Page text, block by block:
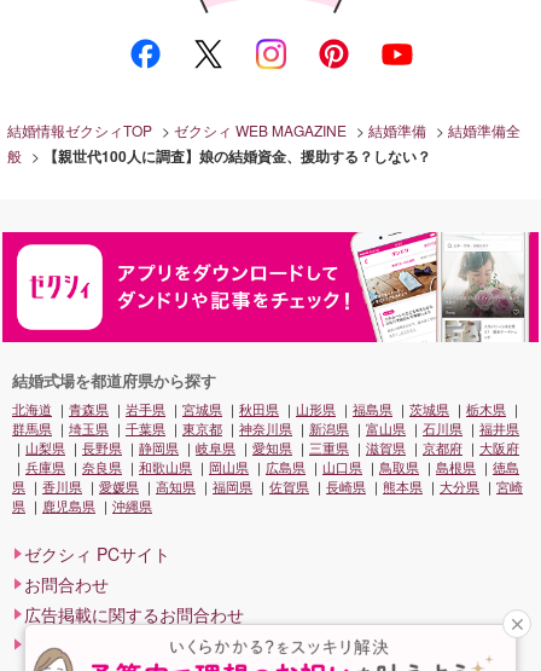
結婚情報ゼクシィTOP ゼクシィ WEB MAGAZINE 結婚準備
結婚準備全
般
【親世代100人に調査】娘の結婚資金、援助する？しない？
結婚式場を都道府県から探す
北海道 青森県 岩手県 宮城県 秋田県 山形県 福島県 茨城県
栃木県
群馬県
埼玉県 千葉県 東京都 神奈川県 新潟県 富山県 石川県
福井県
山梨県
長野県 静岡県 岐阜県 愛知県 三重県 滋賀県 京都府
大阪府
兵庫県
奈良県 和歌山県 岡山県 広島県 山口県 鳥取県 島根県
徳島
県
香川県 愛媛県 高知県 福岡県 佐賀県 長崎県 熊本県 大分県
宮崎
県
鹿児島県 沖縄県
ゼクシィ PCサイト
お問合わせ
広告掲載に関するお問合わせ
プライバシーポリシー